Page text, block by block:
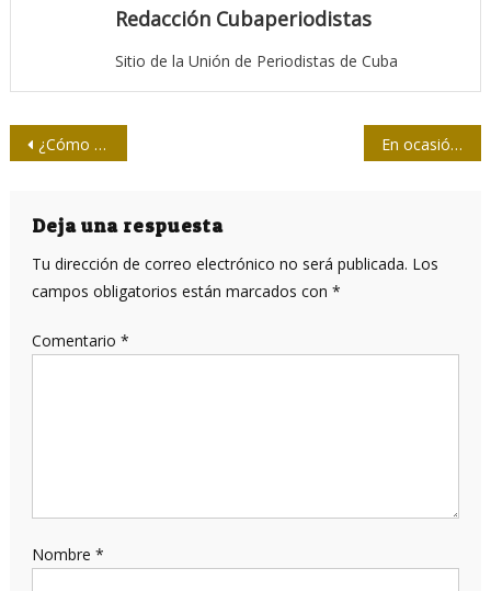
Redacción Cubaperiodistas
Sitio de la Unión de Periodistas de Cuba
Navegación
entradas
¿Cómo entender el comportamiento de la pandemia a través de la demografía? En ocasión de Tokio 2020, en 2021
Deja una respuesta
Tu dirección de correo electrónico no será publicada. Los
campos obligatorios están marcados con *
Comentario *
Nombre *